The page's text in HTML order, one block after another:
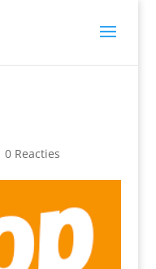
0 Reacties